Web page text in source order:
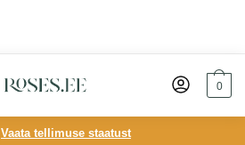
0
Vaata tellimuse staatust